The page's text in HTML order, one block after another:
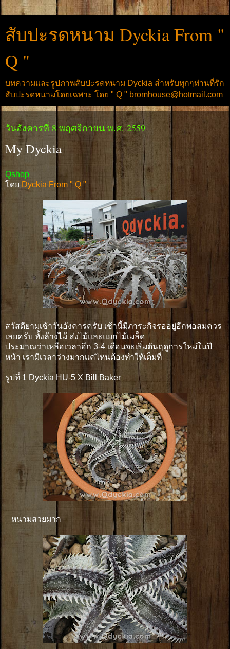
สับปะรดหนาม Dyckia From "
Q "
บทความและรูปภาพสับปะรดหนาม Dyckia สำหรับทุกๆท่านที่รัก
สับปะรดหนามโดยเฉพาะ โดย " Q " bromhouse@hotmail.com
วันอังคารที่ 8 พฤศจิกายน พ.ศ. 2559
My Dyckia
Qshop
โดย Dyckia From " Q "
สวัสดียามเช้าวันอังคารครับ เช้านี้มีภาระกิจรออยู่อีกพอสมควร
เลยครับ ทั้งล้างไม้ ส่งไม้และแยกไม้เมล็ด
ประมาณว่าเหลือเวลาอีก 3-4 เดือนจะเริ่มต้นฤดูการใหม่ในปี
หน้า เรามีเวลาว่างมากเเค่ไหนต้องทำให้เต็มที่
รูปที่ 1 Dyckia HU-5 X Bill Baker
หนามสวยมาก